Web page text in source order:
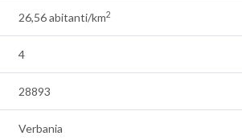
26,56 abitanti/km2
4
28893
Verbania